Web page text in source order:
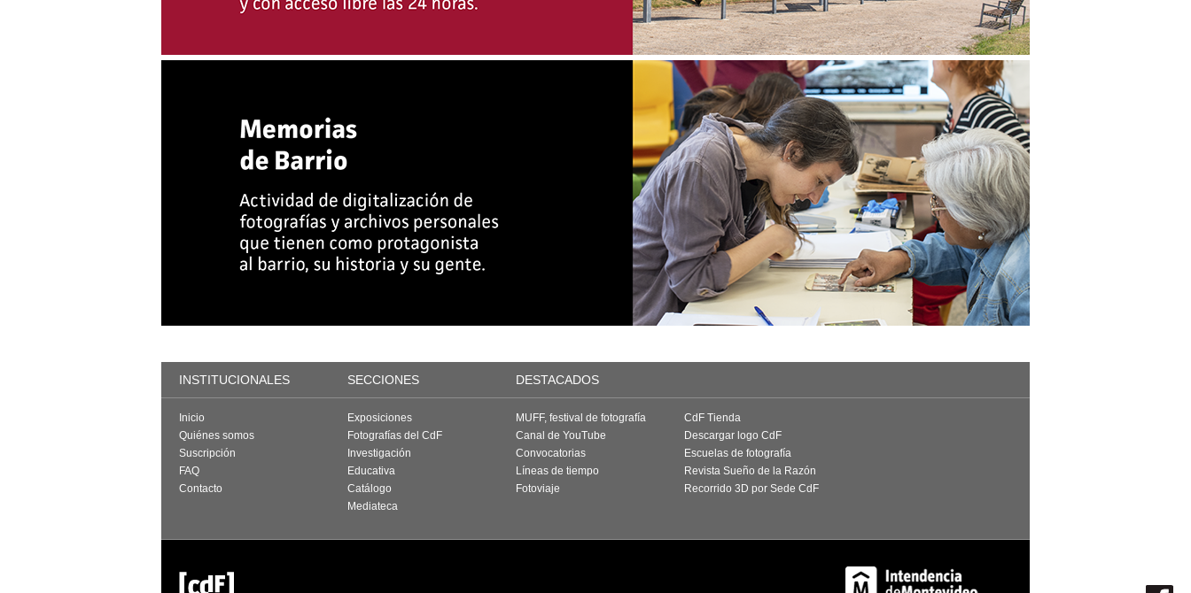
INSTITUCIONALES SECCIONES DESTACADOS
Inicio
Quiénes somos
Suscripción
FAQ
Contacto
Exposiciones
Fotografías del CdF
Investigación
Educativa
Catálogo
Mediateca
MUFF, festival de fotografía
Canal de YouTube
Convocatorias
Líneas de tiempo
Fotoviaje
CdF Tienda
Descargar logo CdF
Escuelas de fotografía
Revista Sueño de la Razón
Recorrido 3D por Sede CdF